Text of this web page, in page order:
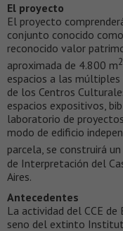
El proyecto
El proyecto
conjunto conocido
reconocido valor
aproximada de 4.800 m2
espacios a las
de los Centros
espacios expositivos,
laboratorio de
modo de edificio
parcela, se construirá
de Interpretación del
Aires.
Antecedentes
La actividad del CCE
seno del extinto